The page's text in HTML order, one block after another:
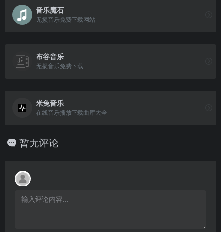
音乐魔石
无损音乐免费下载网站
布谷音乐
无损音乐免费下载
米兔音乐
在线音乐播放下载曲库大全
暂无评论